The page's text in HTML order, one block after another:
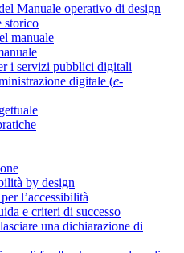
Manuale operativo di design
storico
manuale
i servizi pubblici digitali
digitale (e-
by design
l’accessibilità
e criteri di successo
una dichiarazione di